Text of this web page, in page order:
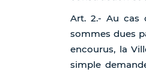
Art. 2.- Au cas
sommes dues
encourus, la
simple